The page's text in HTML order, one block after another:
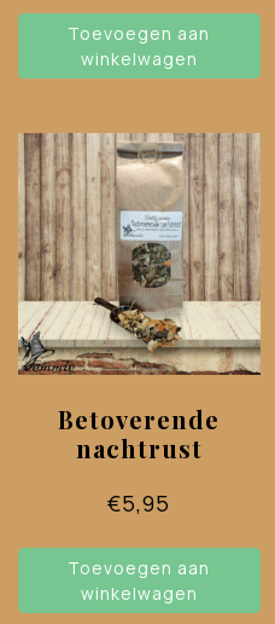
Toevoegen aan
winkelwagen
Betoverende
nachtrust
€5,95
Toevoegen aan
winkelwagen